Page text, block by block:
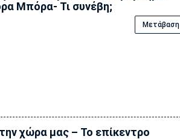
Μπόρα- Τι συνέβη;
Μετάβαση
χώρα μας – Το επίκεντρο